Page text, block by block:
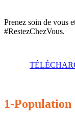
Prenez soin de vous
#RestezChezVous.
1-Population